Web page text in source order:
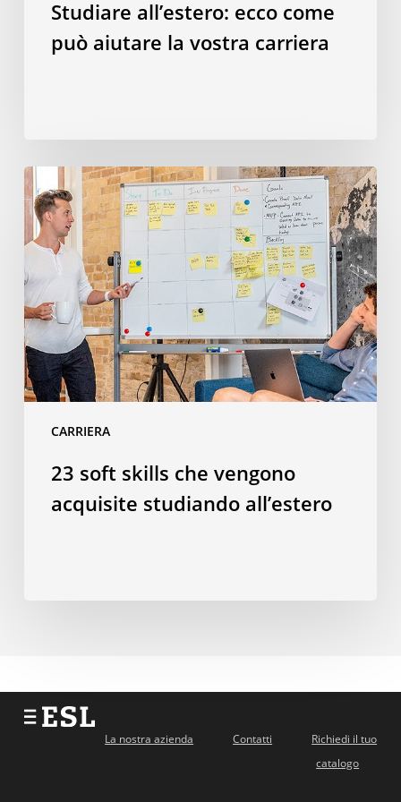
Studiare all’estero: ecco come
può aiutare la vostra carriera
CARRIERA
23
soft
skills
che
vengono
studiando
all’estero
23 soft skills che vengono
acquisite studiando all’estero
La nostra azienda Contatti
Richiedi il tuo
catalogo